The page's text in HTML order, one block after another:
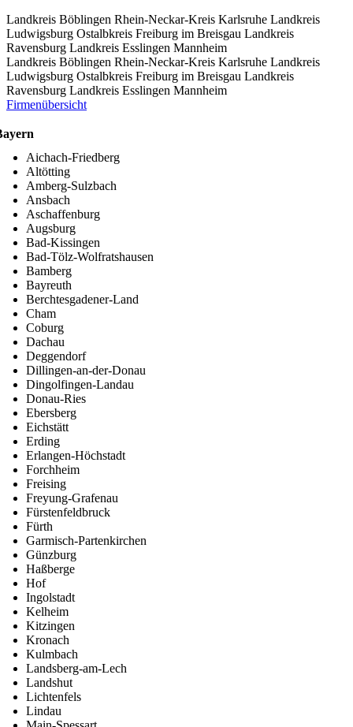
Landkreis Böblingen Rhein-Neckar-Kreis Karlsruhe Landkreis
Ludwigsburg Ostalbkreis Freiburg im Breisgau Landkreis
Ravensburg Landkreis Esslingen Mannheim
Landkreis Böblingen Rhein-Neckar-Kreis Karlsruhe Landkreis
Ludwigsburg Ostalbkreis Freiburg im Breisgau Landkreis
Ravensburg Landkreis Esslingen Mannheim
Firmenübersicht
Aichach-Friedberg
Altötting
Amberg-Sulzbach
Ansbach
Aschaffenburg
Augsburg
Bad-Kissingen
Bad-Tölz-Wolfratshausen
Bamberg
Bayreuth
Berchtesgadener-Land
Cham
Coburg
Dachau
Deggendorf
Dillingen-an-der-Donau
Dingolfingen-Landau
Donau-Ries
Ebersberg
Eichstätt
Erding
Erlangen-Höchstadt
Forchheim
Freising
Freyung-Grafenau
Fürstenfeldbruck
Fürth
Garmisch-Partenkirchen
Günzburg
Haßberge
Hof
Ingolstadt
Kelheim
Kitzingen
Kronach
Kulmbach
Landsberg-am-Lech
Landshut
Lichtenfels
Lindau